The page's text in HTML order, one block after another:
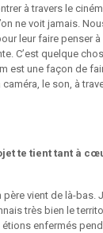
à travers le
ne voit jamais.
leur faire penser à
C’est quelque
est une façon de
caméra, le son, à
te tient tant à
père vient de là-bas.
très bien le
étions enfermés